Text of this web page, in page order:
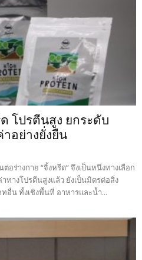
โปรตีนสูง ยกระดับ
อย่างยั่งยืน
อร่างกาย “จิ้งหรีด” จึงเป็นหนึ่งทางเลือก
างโปรตีนสูงแล้ว ยังเป็นมิตรต่อสิ่ง
อื่น ทั้งเชิงพื้นที่ อาหารและน้ำ...